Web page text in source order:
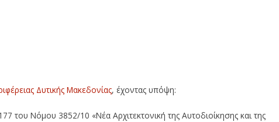
Δυτικής Μακεδονίας, έχοντας υπόψη:
του Νόμου 3852/10 «Νέα Αρχιτεκτονική της Αυτοδιοίκησης και της